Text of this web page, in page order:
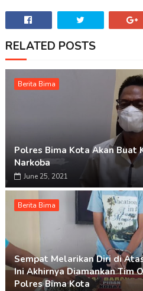
RELATED POSTS
Berita Bima
Polres Bima Kota Akan Buat
Narkoba
June 25, 2021
Berita Bima
Sempat Melarikan Diri di
Ini Akhirnya Diamankan Tim
Polres Bima Kota